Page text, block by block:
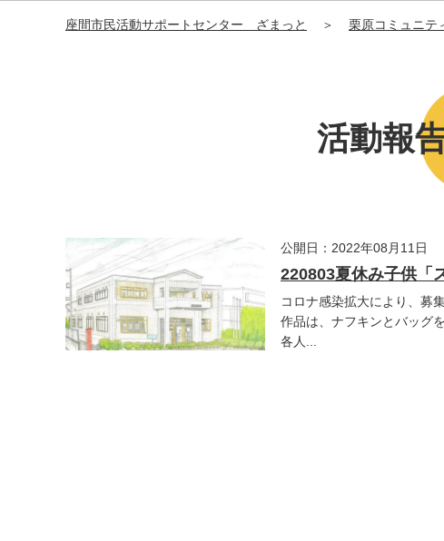
座間市民活動サポートセンター ざまっと ＞ 栗原コミュニテ
活動報
公開日：2022年08月11日
220803夏休み子供「
コロナ感染拡大により、募
作品は、ナフキンとバッグを
各人...